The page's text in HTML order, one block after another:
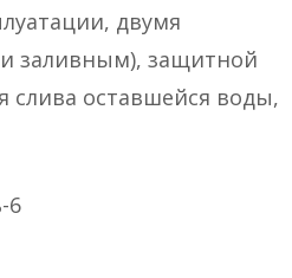
двумя
заливным), защитной
слива оставшейся воды,
6